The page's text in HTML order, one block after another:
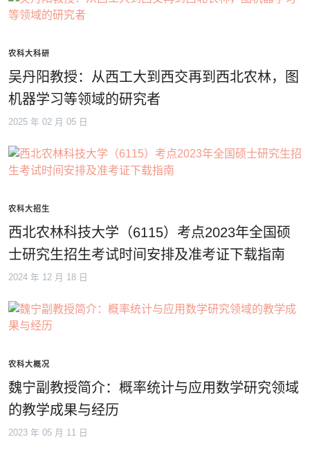
农科大科研
吴丹阳教授：从西工大到西交再到西北农林，图
机器学习等领域的研究者
2025 年 02 月 05 日
农科大招生
西北农林科技大学（6115）考点2023年全国硕
士研究生招生考试时间安排及准考证下载指南
2024 年 12 月 18 日
农科大概况
魏宁副教授简介：概率统计与应用数学研究领域
的教学成果与经历
2023 年 05 月 11 日